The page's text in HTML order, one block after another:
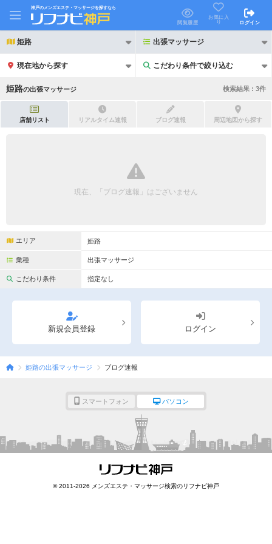
神戸のメンズエステ・マッサージを探すなら
閲覧履歴
お気に入
り
ログイン
姫路 出張マッサージ
現在地から探す こだわり条件で絞り込む
こだわり条件で絞り込む
完全個室
ペアルームあり シャワー室完備
フットバスあり
専用駐車場あり 有資格者在籍
日本人スタッフのみ
Ｗセラピスト
こだわり条件を変更
姫路の出張マッサージ 検索結果 : 3件
店舗リスト リアルタイム速報 ブログ速報 周辺地図から探す
現在、「ブログ速報」はございません
エリア 姫路
業種 出張マッサージ
こだわり条件 指定なし
新規会員登録 ログイン
姫路の出張マッサージ ブログ速報
スマートフォン パソコン
© 2011-2026 メンズエステ・マッサージ検索のリフナビ神戸